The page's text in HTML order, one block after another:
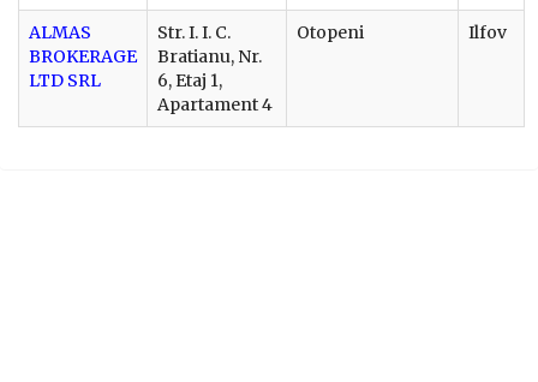
ALMAS
BROKERAGE
LTD SRL
Str. I. I. C.
Bratianu, Nr.
6, Etaj 1,
Apartament 4
Otopeni Ilfov